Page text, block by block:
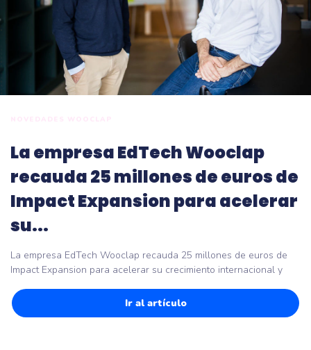
La empresa EdTech Wooclap
recauda 25 millones de euros de
Impact Expansion para acelerar
su...
La empresa EdTech Wooclap recauda 25 millones de euros de
Impact Expansion para acelerar su crecimiento internacional y
Ir al artículo